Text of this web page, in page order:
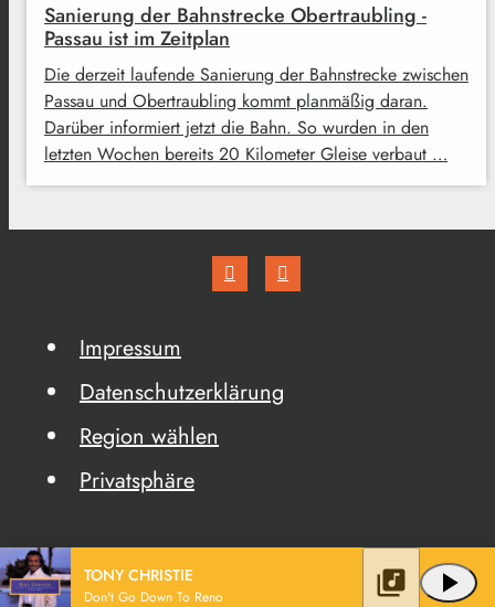
Sanierung der Bahnstrecke Obertraubling -
Passau ist im Zeitplan
Die derzeit laufende Sanierung der Bahnstrecke zwischen
Passau und Obertraubling kommt planmäßig daran.
Darüber informiert jetzt die Bahn. So wurden in den
letzten Wochen bereits 20 Kilometer Gleise verbaut …
Impressum
Datenschutzerklärung
Region wählen
Privatsphäre
TONY CHRISTIE
Don't Go Down To Reno play_arrow
library_music